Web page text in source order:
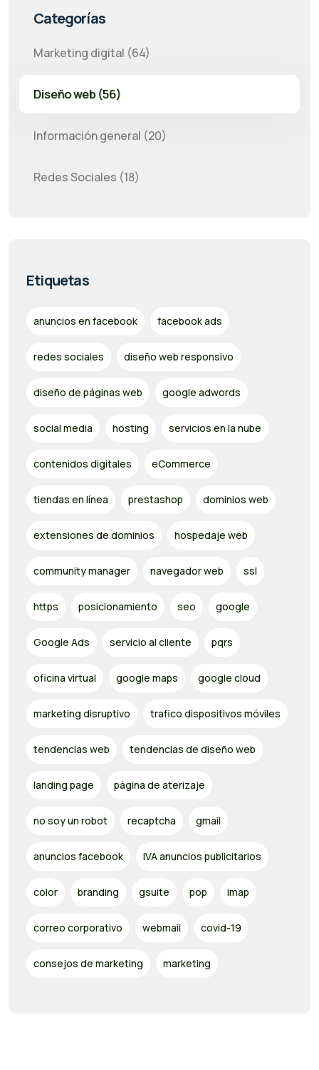
Categorías
Marketing digital (64)
Diseño web (56)
Información general (20)
Redes Sociales (18)
Etiquetas
anuncios en facebook facebook ads
redes sociales diseño web responsivo
diseño de páginas web google adwords
social media hosting servicios en la nube
contenidos digitales eCommerce
tiendas en línea prestashop dominios web
extensiones de dominios hospedaje web
community manager navegador web ssl
https posicionamiento seo google
Google Ads servicio al cliente pqrs
oficina virtual google maps google cloud
marketing disruptivo trafico dispositivos móviles
tendencias web tendencias de diseño web
landing page página de aterizaje
no soy un robot recaptcha gmail
anuncios facebook IVA anuncios publicitarios
color branding gsuite pop imap
correo corporativo webmail covid-19
consejos de marketing marketing